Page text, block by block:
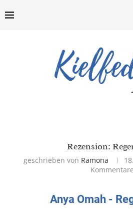
Rezension:
geschrieben von Ramona
Kommentare
Anya Omah -